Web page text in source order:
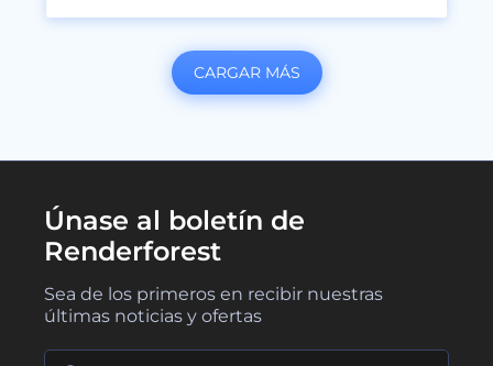
CARGAR MÁS
Únase al boletín de
Renderforest
Sea de los primeros en recibir nuestras
últimas noticias y ofertas